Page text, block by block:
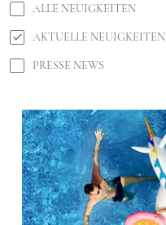
ALLE NEUIGKEITEN
AKTUELLE NEUIGKEITEN
PRESSE NEWS